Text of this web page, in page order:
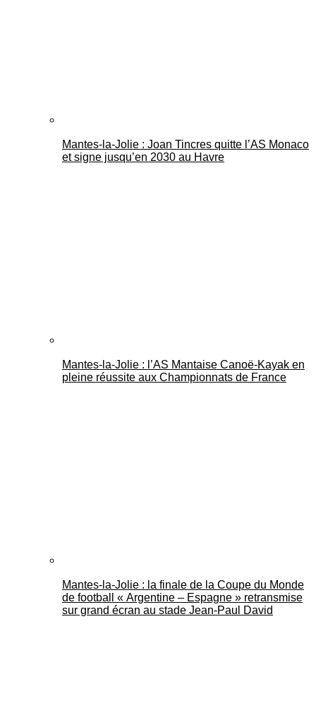
Mantes-la-Jolie : Joan Tincres quitte l’AS Monaco
et signe jusqu’en 2030 au Havre
Mantes-la-Jolie : l’AS Mantaise Canoë‑Kayak en
pleine réussite aux Championnats de France
Mantes-la-Jolie : la finale de la Coupe du Monde
de football « Argentine – Espagne » retransmise
sur grand écran au stade Jean-Paul David